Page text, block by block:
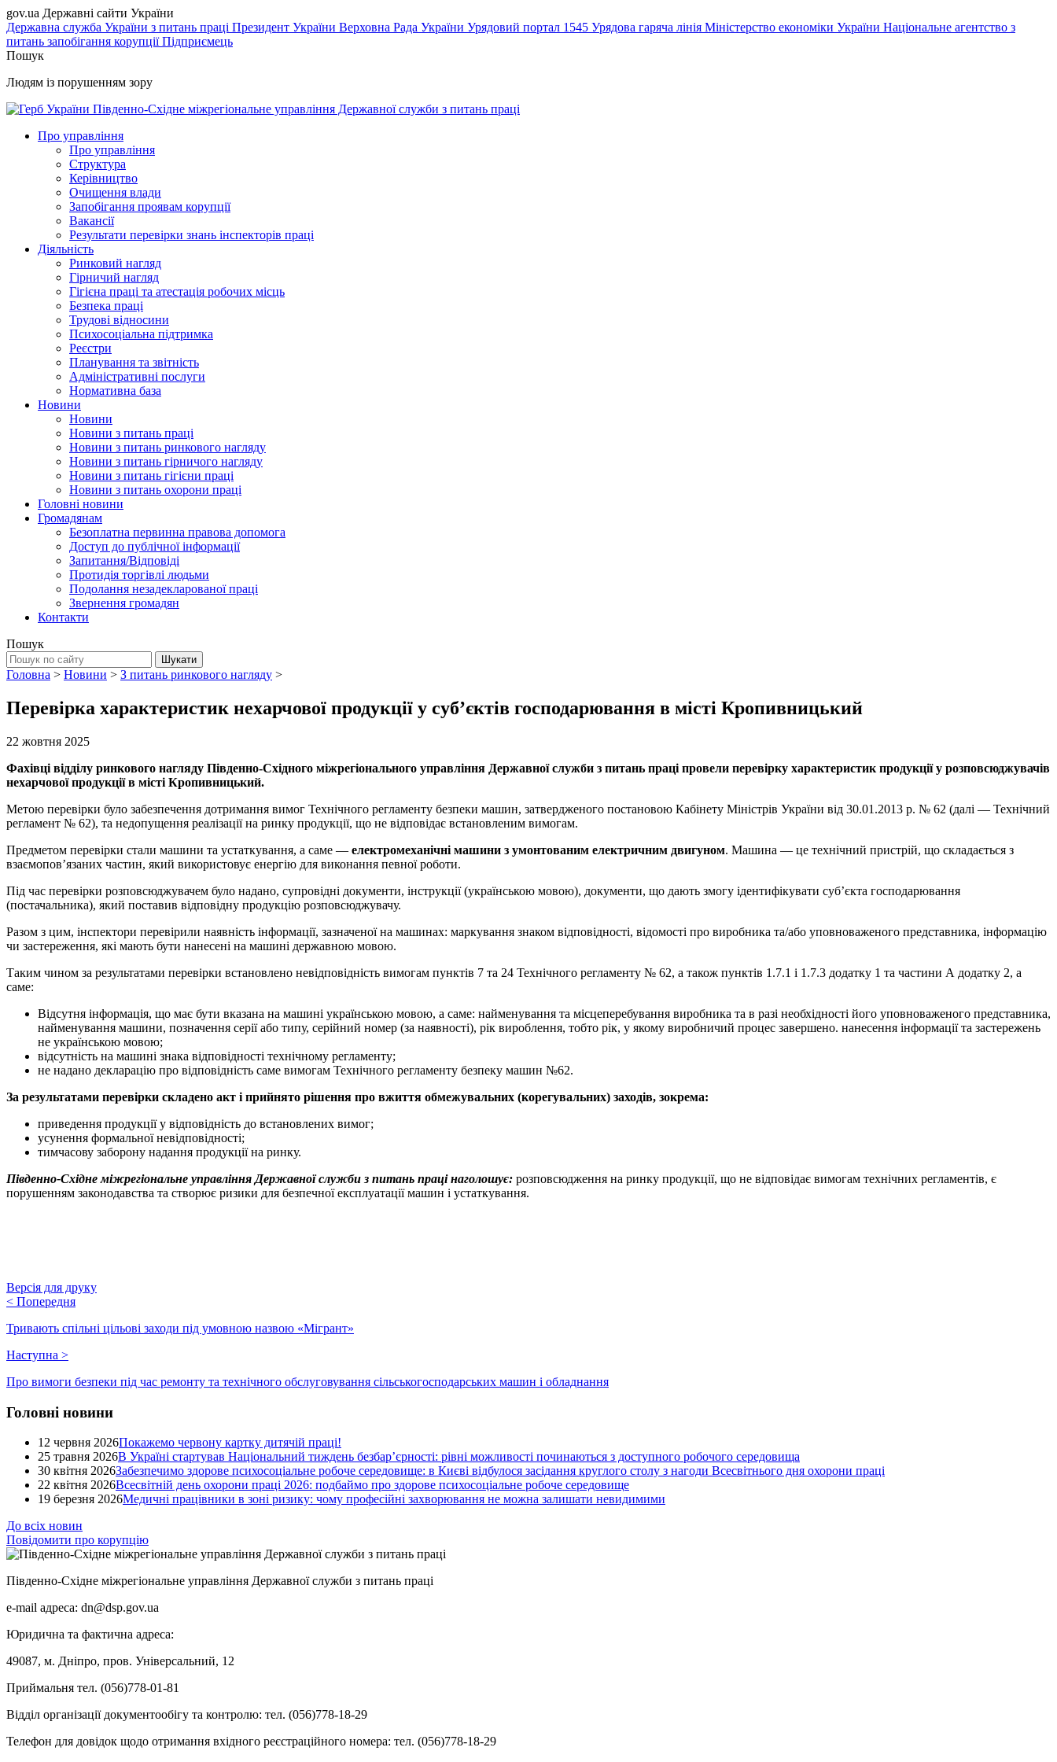
gov.ua Державні сайти України
Державна служба України з питань праці Президент України Верховна Рада України Урядовий портал 1545 Урядова гаряча лінія Міністерство економіки України Національне агентство з
питань запобігання корупціїПідприємець
Пошук
Людям із порушенням зору
Південно-Східне міжрегіональне управління Державної служби з питань праці
Про управління
Про управління
Структура
Керівництво
Очищення влади
Запобігання проявам корупції
Вакансії
Результати перевірки знань інспекторів праці
Діяльність
Ринковий нагляд
Гірничий нагляд
Гігієна праці та атестація робочих місць
Безпека праці
Трудові відносини
Психосоціальна підтримка
Реєстри
Планування та звітність
Адміністративні послуги
Нормативна база
Новини
Новини
Новини з питань праці
Новини з питань ринкового нагляду
Новини з питань гірничого нагляду
Новини з питань гігієни праці
Новини з питань охорони праці
Головні новини
Громадянам
Безоплатна первинна правова допомога
Доступ до публічної інформації
Запитання/Відповіді
Протидія торгівлі людьми
Подолання незадекларованої праці
Звернення громадян
Контакти
Пошук
Головна > Новини > З питань ринкового нагляду >
Перевірка характеристик нехарчової продукції у суб’єктів господарювання в місті Кропивницький
22 жовтня 2025
Фахівці відділу ринкового нагляду Південно-Східного міжрегіонального управління Державної служби з питань праці провели перевірку характеристик продукції у розповсюджувачів
нехарчової продукції в місті Кропивницький.
Метою перевірки було забезпечення дотримання вимог Технічного регламенту безпеки машин, затвердженого постановою Кабінету Міністрів України від 30.01.2013 р. № 62 (далі — Технічний
регламент № 62), та недопущення реалізації на ринку продукції, що не відповідає встановленим вимогам.
Предметом перевірки стали машини та устаткування, а саме — електромеханічні машини з умонтованим електричним двигуном. Машина — це технічний пристрій, що складається з
взаємопов’язаних частин, який використовує енергію для виконання певної роботи.
Під час перевірки розповсюджувачем було надано, супровідні документи, інструкції (українською мовою), документи, що дають змогу ідентифікувати суб’єкта господарювання
(постачальника), який поставив відповідну продукцію розповсюджувачу.
Разом з цим, інспектори перевірили наявність інформації, зазначеної на машинах: маркування знаком відповідності, відомості про виробника та/або уповноваженого представника, інформацію
чи застереження, які мають бути нанесені на машині державною мовою.
Таким чином за результатами перевірки встановлено невідповідність вимогам пунктів 7 та 24 Технічного регламенту № 62, а також пунктів 1.7.1 і 1.7.3 додатку 1 та частини А додатку 2, а
саме:
Відсутня інформація, що має бути вказана на машині українською мовою, а саме: найменування та місцеперебування виробника та в разі необхідності його уповноваженого представника,
найменування машини, позначення серії або типу, серійний номер (за наявності), рік вироблення, тобто рік, у якому виробничий процес завершено. нанесення інформації та застережень
не українською мовою;
відсутність на машині знака відповідності технічному регламенту;
не надано декларацію про відповідність саме вимогам Технічного регламенту безпеку машин №62.
За результатами перевірки складено акт і прийнято рішення про вжиття обмежувальних (корегувальних) заходів, зокрема:
приведення продукції у відповідність до встановлених вимог;
усунення формальної невідповідності;
тимчасову заборону надання продукції на ринку.
Південно-Східне міжрегіональне управління Державної служби з питань праці наголошує: розповсюдження на ринку продукції, що не відповідає вимогам технічних регламентів, є
порушенням законодавства та створює ризики для безпечної експлуатації машин і устаткування.
Версія для друку
< Попередня
Тривають спільні цільові заходи під умовною назвою «Мігрант»
Наступна >
Про вимоги безпеки під час ремонту та технічного обслуговування сільськогосподарських машин і обладнання
Головні новини
12 червня 2026Покажемо червону картку дитячій праці!
25 травня 2026В Україні стартував Національний тиждень безбар’єрності: рівні можливості починаються з доступного робочого середовища
30 квітня 2026Забезпечимо здорове психосоціальне робоче середовище: в Києві відбулося засідання круглого столу з нагоди Всесвітнього дня охорони праці
22 квітня 2026Всесвітній день охорони праці 2026: подбаймо про здорове психосоціальне робоче середовище
19 березня 2026Медичні працівники в зоні ризику: чому професійні захворювання не можна залишати невидимими
До всіх новин
Повідомити про корупцію
Південно-Східне міжрегіональне управління Державної служби з питань праці
e-mail адреса: dn@dsp.gov.ua
Юридична та фактична адреса:
49087, м. Дніпро, пров. Універсальний, 12
Приймальня тел. (056)778-01-81
Відділ організації документообігу та контролю: тел. (056)778-18-29
Телефон для довідок щодо отримання вхідного реєстраційного номера: тел. (056)778-18-29